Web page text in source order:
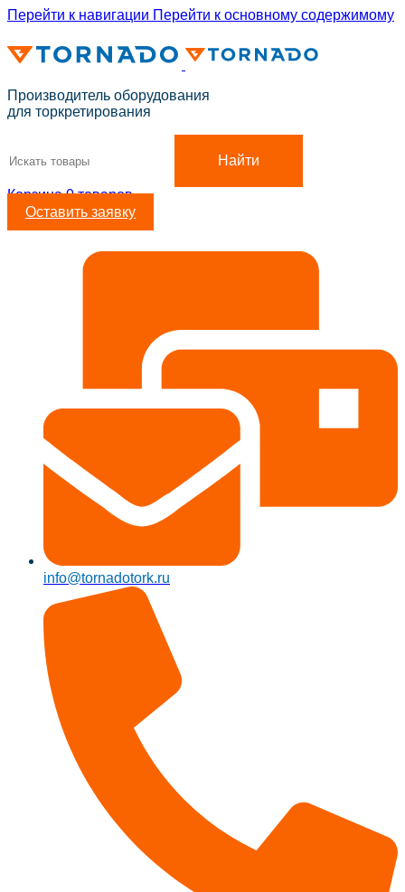
Перейти к навигации Перейти к основному содержимому
Производитель оборудования
для торкретирования
Найти
Корзина0товаров
Оставить заявку
info@tornadotork.ru